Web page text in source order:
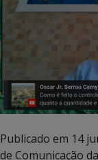
Publicado em 14
de Comunicação